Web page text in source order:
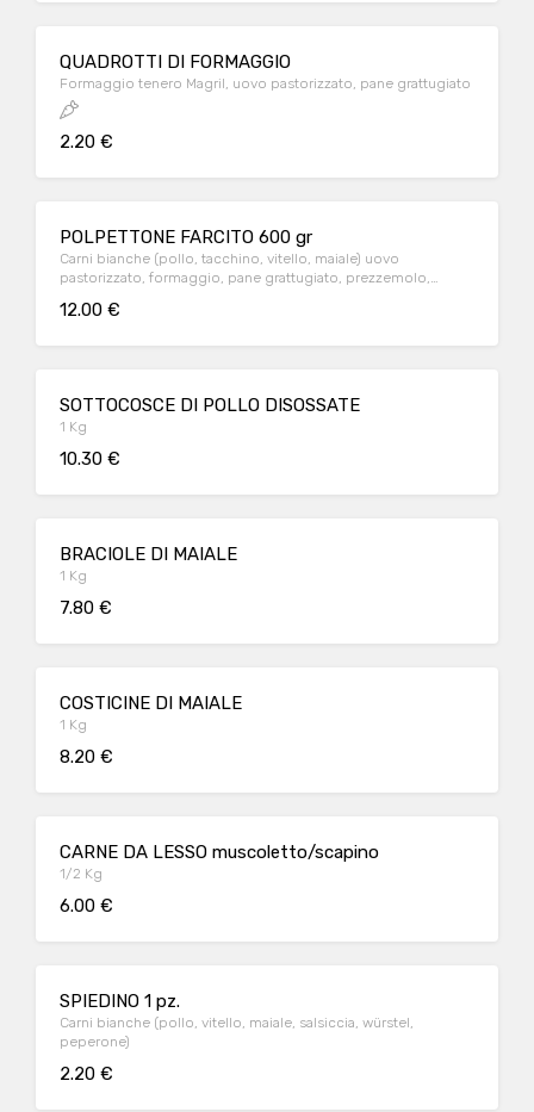
QUADROTTI DI FORMAGGIO
Formaggio tenero Magril, uovo pastorizzato, pane grattugiato
2.20 €
POLPETTONE FARCITO 600 gr
Carni bianche (pollo, tacchino, vitello, maiale) uovo
pastorizzato, formaggio, pane grattugiato, prezzemolo,
12.00 €
SOTTOCOSCE DI POLLO DISOSSATE
1 Kg
10.30 €
BRACIOLE DI MAIALE
1 Kg
7.80 €
COSTICINE DI MAIALE
1 Kg
8.20 €
CARNE DA LESSO muscoletto/scapino
1/2 Kg
6.00 €
SPIEDINO 1 pz.
Carni bianche (pollo, vitello, maiale, salsiccia, würstel,
peperone)
2.20 €